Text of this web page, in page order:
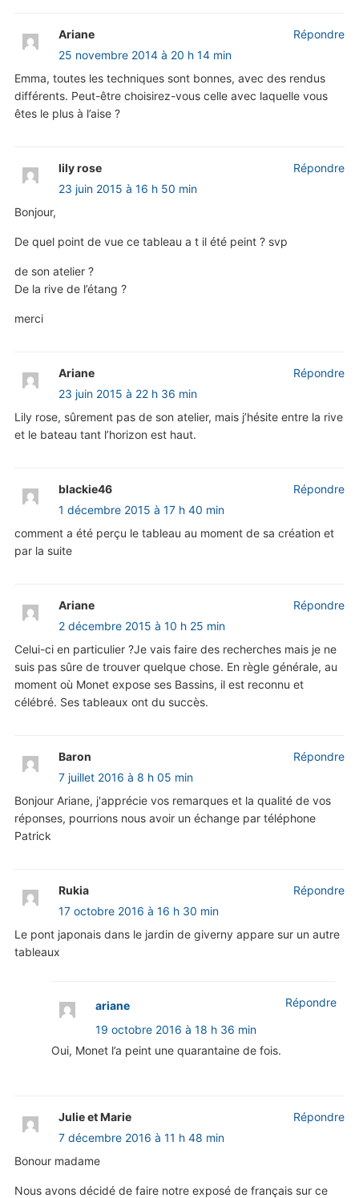
Ariane
25 novembre 2014 à 20 h 14 min
Emma, toutes les techniques sont bonnes, avec des rendus
différents. Peut-être choisirez-vous celle avec laquelle vous
êtes le plus à l’aise ?
Répondre
lily rose
23 juin 2015 à 16 h 50 min
Bonjour,
De quel point de vue ce tableau a t il été peint ? svp
de son atelier ?
De la rive de l’étang ?
merci
Répondre
Ariane
23 juin 2015 à 22 h 36 min
Lily rose, sûrement pas de son atelier, mais j’hésite entre la rive
et le bateau tant l’horizon est haut.
Répondre
blackie46
1 décembre 2015 à 17 h 40 min
comment a été perçu le tableau au moment de sa création et
par la suite
Répondre
Ariane
2 décembre 2015 à 10 h 25 min
Celui-ci en particulier ?Je vais faire des recherches mais je ne
suis pas sûre de trouver quelque chose. En règle générale, au
moment où Monet expose ses Bassins, il est reconnu et
célébré. Ses tableaux ont du succès.
Répondre
Baron
7 juillet 2016 à 8 h 05 min
Bonjour Ariane, j'apprécie vos remarques et la qualité de vos
réponses, pourrions nous avoir un échange par téléphone
Patrick
Répondre
Rukia
17 octobre 2016 à 16 h 30 min
Le pont japonais dans le jardin de giverny appare sur un autre
tableaux
Répondre
ariane
19 octobre 2016 à 18 h 36 min
Oui, Monet l’a peint une quarantaine de fois.
Répondre
Julie et Marie
7 décembre 2016 à 11 h 48 min
Bonour madame
Nous avons décidé de faire notre exposé de français sur ce
Répondre